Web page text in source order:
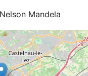
Mandela